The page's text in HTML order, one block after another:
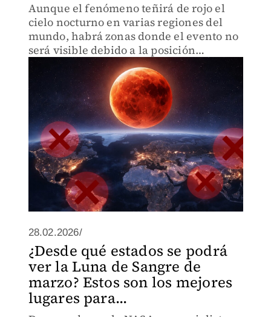
Aunque el fenómeno teñirá de rojo el
cielo nocturno en varias regiones del
mundo, habrá zonas donde el evento no
será visible debido a la posición
geográfica.
28.02.2026/
¿Desde qué estados se podrá
ver la Luna de Sangre de
marzo? Estos son los mejores
lugares para...